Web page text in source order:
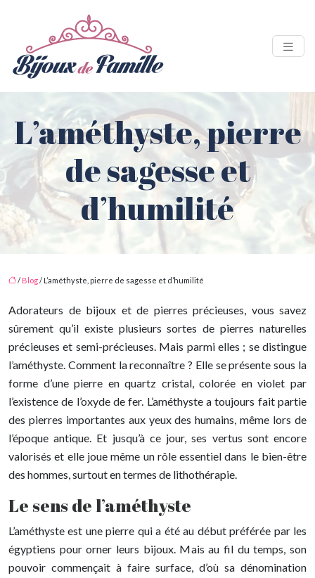
L’améthyste, pierre
de sagesse et
d’humilité
/ Blog/ L’améthyste, pierre de sagesse et d’humilité
Adorateurs de bijoux et de pierres précieuses, vous savez
sûrement qu’il existe plusieurs sortes de pierres naturelles
précieuses et semi-précieuses. Mais parmi elles ; se distingue
l’améthyste. Comment la reconnaître ? Elle se présente sous la
forme d’une pierre en quartz cristal, colorée en violet par
l’existence de l’oxyde de fer. L’améthyste a toujours fait partie
des pierres importantes aux yeux des humains, même lors de
l’époque antique. Et jusqu’à ce jour, ses vertus sont encore
valorisés et elle joue même un rôle essentiel dans le bien-être
des hommes, surtout en termes de lithothérapie.
Le sens de l’améthyste
L’améthyste est une pierre qui a été au début préférée par les
égyptiens pour orner leurs bijoux. Mais au fil du temps, son
pouvoir commençait à faire surface, d’où sa dénomination